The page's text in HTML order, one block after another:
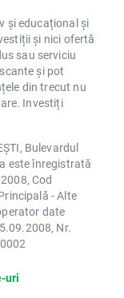
și educațional și
și nici ofertă
sau serviciu
și pot
din trecut nu
Investiți
Bulevardul
este înregistrată
Cod
- Alte
date
Nr.
uri